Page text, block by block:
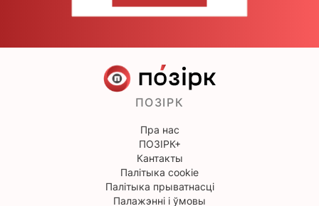
ПОЗІРК
Пра нас
ПОЗІРК+
Кантакты
Палітыка cookie
Палітыка прыватнасці
Палажэнні і ўмовы